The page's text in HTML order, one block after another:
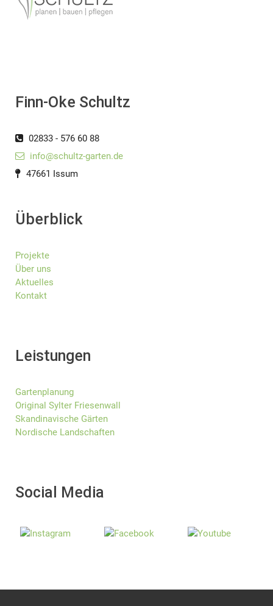
Finn-Oke Schultz
02833 - 576 60 88
info@schultz-garten.de
47661 Issum
Überblick
Projekte
Über uns
Aktuelles
Kontakt
Leistungen
Gartenplanung
Original Sylter Friesenwall
Skandinavische Gärten
Nordische Landschaften
Social Media